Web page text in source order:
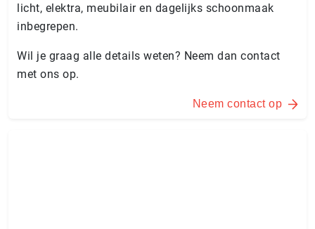
licht, elektra, meubilair en dagelijks schoonmaak
inbegrepen.
Wil je graag alle details weten? Neem dan contact
met ons op.
Neem contact op